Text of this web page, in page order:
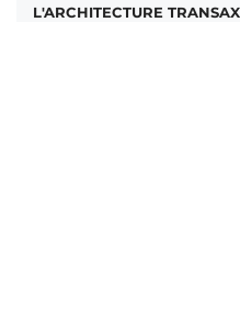
L'ARCHITECTURE